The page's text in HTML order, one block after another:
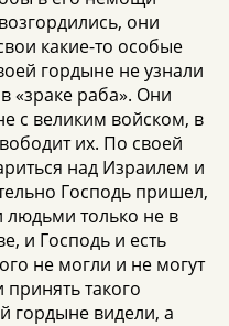
они
какие-то особые
гордыне не узнали
«зраке раба». Они
с великим войском, в
их. По своей
над Израилем и
Господь пришел,
людьми только не в
и Господь и есть
не могли и не могут
такого
гордыне видели, а